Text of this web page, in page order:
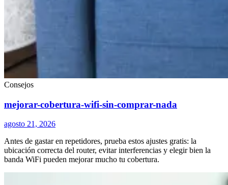
Consejos
mejorar-cobertura-wifi-sin-comprar-nada
agosto 21, 2026
Antes de gastar en repetidores, prueba estos ajustes gratis: la
ubicación correcta del router, evitar interferencias y elegir bien la
banda WiFi pueden mejorar mucho tu cobertura.